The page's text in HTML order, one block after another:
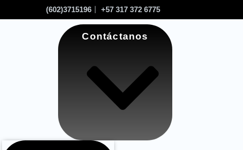
(602)3715196 +57 317 372 6775
Contáctanos